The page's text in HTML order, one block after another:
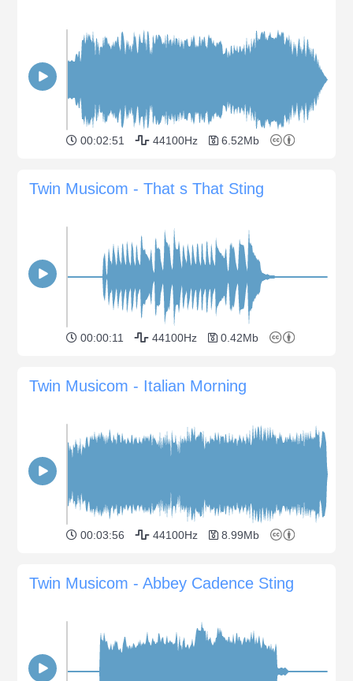
00:02:51 44100Hz 6.52Mb
Twin Musicom - That s That Sting
00:00:11 44100Hz 0.42Mb
Twin Musicom - Italian Morning
00:03:56 44100Hz 8.99Mb
Twin Musicom - Abbey Cadence Sting